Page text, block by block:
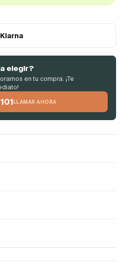
elegir?
en tu compra. ¡Te
LLAMAR AHORA